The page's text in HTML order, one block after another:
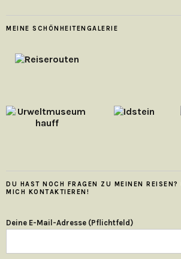
MEINE SCHÖNHEITENGALERIE
DU HAST NOCH FRAGEN ZU MEINEN REISEN?
MICH KONTAKTIEREN!
Deine E-Mail-Adresse (Pflichtfeld)